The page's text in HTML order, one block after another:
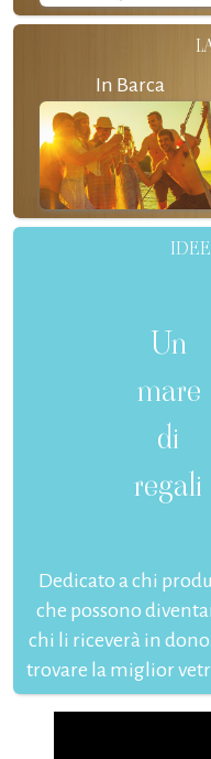
In Barca
Un
mare
di
regali
Dedicato a chi
che possono
chi li riceverà in
trovare la miglior